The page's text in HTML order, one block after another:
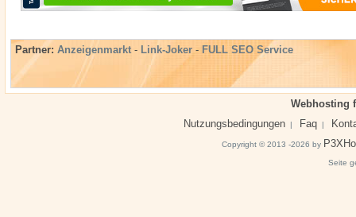
Partner: Anzeigenmarkt - Link-Joker - FULL SEO Service
Webhosting
Nutzungsbedingungen | Faq |
Copyright © 2013 -2026 by
Seite